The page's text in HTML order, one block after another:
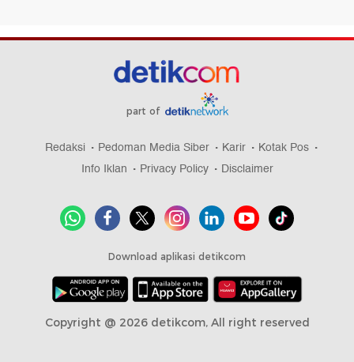
part of
Redaksi Pedoman Media Siber Karir
Kotak Pos
Info Iklan
Privacy Policy Disclaimer
Download aplikasi detikcom
Copyright @ 2026 detikcom, All right reserved